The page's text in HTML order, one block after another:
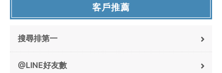
客戶推薦
搜尋排第一
@LINE好友數